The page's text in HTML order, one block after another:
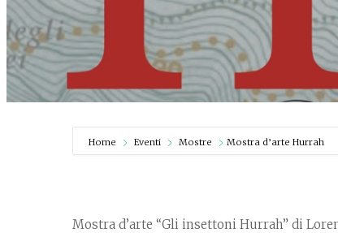
Home Eventi Mostre Mostra d’arte Hurrah
Mostra d’arte “Gli insettoni Hurrah” di